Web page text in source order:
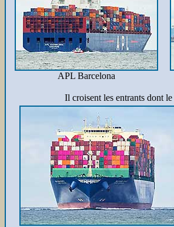
APL Barcelona
Il croisent les entrants dont le